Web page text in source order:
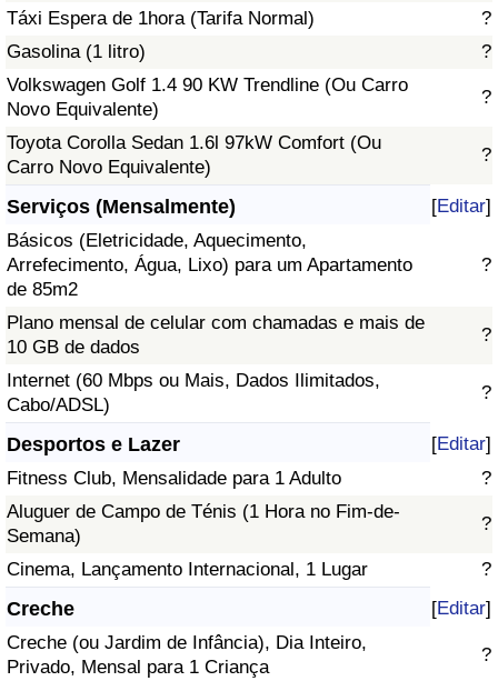
Táxi Espera de 1hora (Tarifa Normal)
?
Gasolina (1 litro)
?
Volkswagen Golf 1.4 90 KW Trendline (Ou Carro
Novo Equivalente)
?
Toyota Corolla Sedan 1.6l 97kW Comfort (Ou
Carro Novo Equivalente)
?
Serviços (Mensalmente) [Editar]
Básicos (Eletricidade, Aquecimento,
Arrefecimento, Água, Lixo) para um Apartamento
de 85m2
?
Plano mensal de celular com chamadas e mais de
10 GB de dados
?
Internet (60 Mbps ou Mais, Dados Ilimitados,
Cabo/ADSL)
?
Desportos e Lazer [Editar]
Fitness Club, Mensalidade para 1 Adulto
?
Aluguer de Campo de Ténis (1 Hora no Fim-de-
Semana)
?
Cinema, Lançamento Internacional, 1 Lugar ?
Creche [Editar]
Creche (ou Jardim de Infância), Dia Inteiro,
Privado, Mensal para 1 Criança
?